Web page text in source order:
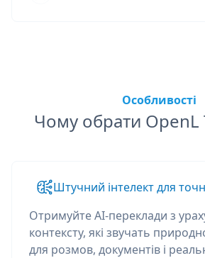
Особливості
Чому обрати OpenL
Штучний інтелект для
Отримуйте AI-переклади з
контексту, які звучать
для розмов, документів і